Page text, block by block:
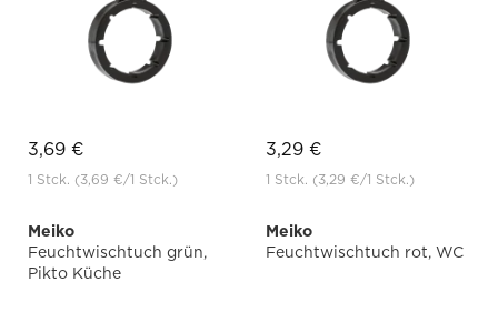
3,69 €
1 Stck. (3,69 €/1 Stck.)
3,29 €
1 Stck. (3,29 €/1 Stck.)
Meiko
Feuchtwischtuch grün,
Pikto Küche
Meiko
Feuchtwischtuch rot, WC